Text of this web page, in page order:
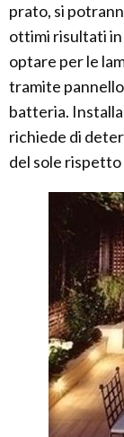
prato, si
ottimi risultati
optare per le
tramite
batteria.
richiede di
del sole rispetto